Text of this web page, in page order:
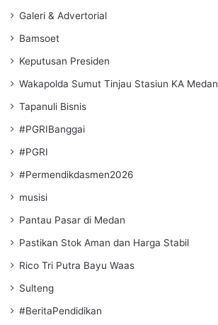
Galeri & Advertorial
Bamsoet
Keputusan Presiden
Wakapolda Sumut Tinjau Stasiun KA Medan
Tapanuli Bisnis
#PGRIBanggai
#PGRI
#Permendikdasmen2026
musisi
Pantau Pasar di Medan
Pastikan Stok Aman dan Harga Stabil
Rico Tri Putra Bayu Waas
Sulteng
#BeritaPendidikan